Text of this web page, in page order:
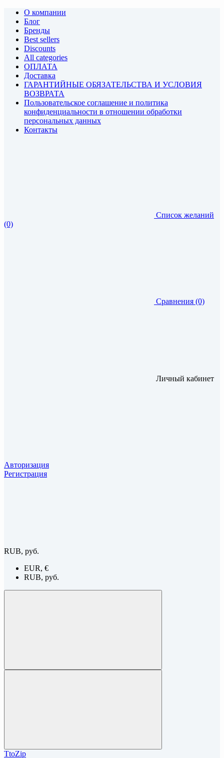
О компании
Блог
Бренды
Best sellers
Discounts
All categories
ОПЛАТА
Доставка
ГАРАНТИЙНЫЕ ОБЯЗАТЕЛЬСТВА И УСЛОВИЯ
ВОЗВРАТА
Пользовательское соглашение и политика
конфиденциальности в отношении обработки
персональных данных
Контакты
Список желаний
(0)
Сравнения (0)
Личный кабинет
Авторизация
Регистрация
RUB, руб.
EUR, €
RUB, руб.
TtoZip